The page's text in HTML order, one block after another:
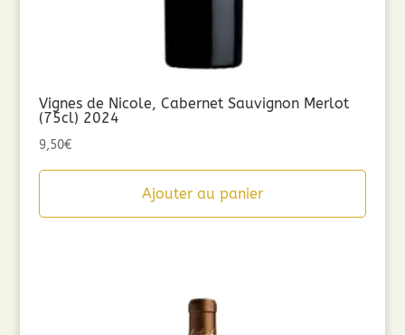
Vignes de Nicole, Cabernet Sauvignon Merlot
(75cl) 2024
9,50€
Ajouter au panier